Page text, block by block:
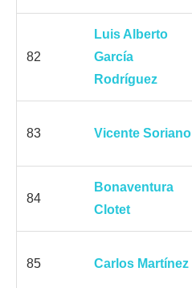
82
Luis Alberto
García
Rodríguez
83 Vicente Soriano
84
Bonaventura
Clotet
85 Carlos Martínez